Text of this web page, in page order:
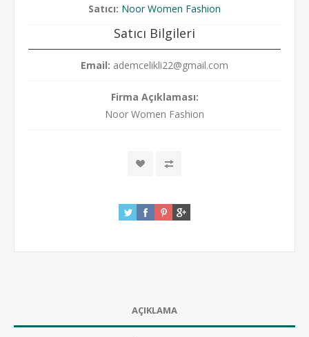
Satıcı: Noor Women Fashion
Satıcı Bilgileri
Email: ademcelikli22@gmail.com
Firma Açıklaması:
Noor Women Fashion
AÇIKLAMA